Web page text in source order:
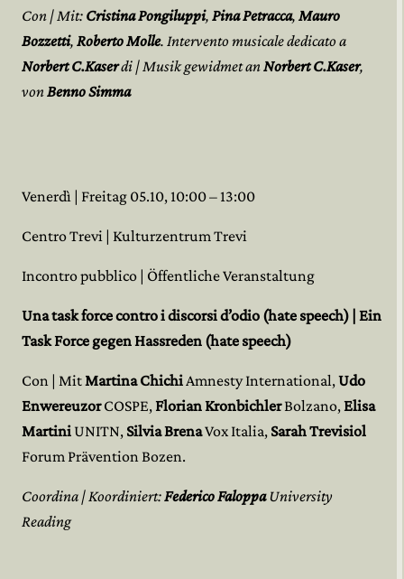
Con | Mit: Cristina Pongiluppi, Pina Petracca, Mauro
Bozzetti, Roberto Molle. Intervento musicale dedicato a
Norbert C.Kaserdi | Musik gewidmet anNorbert C.Kaser,
vonBenno Simma
Venerdì | Freitag 05.10, 10:00 – 13:00
Centro Trevi | Kulturzentrum Trevi
Incontro pubblico | Öffentliche Veranstaltung
Una task force contro i discorsi d’odio (hate speech) | Ein
Task Force gegen Hassreden (hate speech)
Con | Mit Martina Chichi Amnesty International, Udo
EnwereuzorCOSPE, Florian KronbichlerBolzano, Elisa
Martini UNITN, Silvia BrenaVox Italia, Sarah Trevisiol
Forum Prävention Bozen.
Coordina | Koordiniert:Federico FaloppaUniversity
Reading